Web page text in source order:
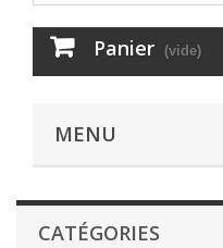
Panier (vide)
MENU
CATÉGORIES